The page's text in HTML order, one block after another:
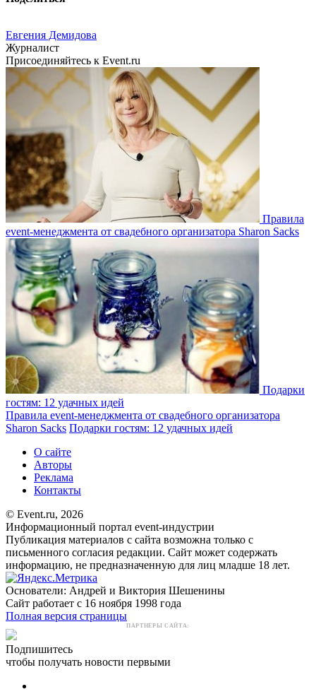
Евгения Демидова
Журналист
Присоединяйтесь к Event.ru
Правила
event-менеджмента от свадебного организатора Sharon Sacks
Подарки
гостям: 12 удачных идей
Правила event-менеджмента от свадебного организатора
Sharon Sacks Подарки гостям: 12 удачных идей
О сайте
Авторы
Реклама
Контакты
© Event.ru, 2026
Информационный портал event-индустрии
Публикация материалов с сайта возможна только с
письменного согласия редакции. Сайт может содержать
информацию, не предназначенную для лиц младше 18 лет.
Основатели: Андрей и Виктория Шешенины
Сайт работает с 16 ноября 1998 года
Полная версия страницы
ПАРТНЕРЫ САЙТА:
Подпишитесь
чтобы получать новости первыми